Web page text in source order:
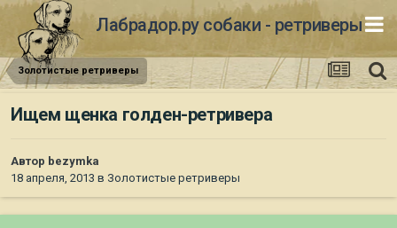
Лабрадор.ру собаки - ретриверы
Золотистые ретриверы
Ищем щенка голден-ретривера
Автор bezymka
18 апреля, 2013 в Золотистые ретриверы